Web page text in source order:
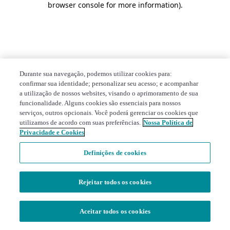
browser console for more information).
Durante sua navegação, podemos utilizar cookies para:
confirmar sua identidade; personalizar seu acesso; e acompanhar
a utilização de nossos websites, visando o aprimoramento de sua
funcionalidade. Alguns cookies são essenciais para nossos
serviços, outros opcionais. Você poderá gerenciar os cookies que
utilizamos de acordo com suas preferências. Nossa Política de
Privacidade e Cookies
Definições de cookies
Rejeitar todos os cookies
Aceitar todos os cookies